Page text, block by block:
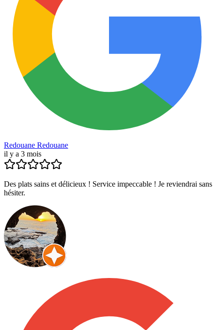
Redouane Redouane
il y a 3 mois
Des plats sains et délicieux ! Service impeccable ! Je reviendrai sans
hésiter.